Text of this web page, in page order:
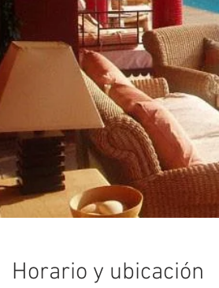
Horario y ubicación